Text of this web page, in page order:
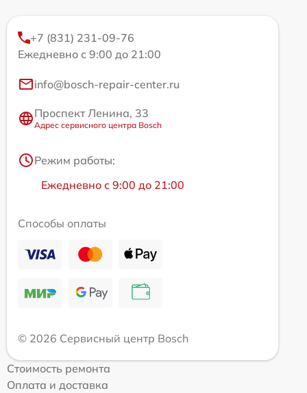
+7 (831) 231-09-76
Ежедневно с 9:00 до 21:00
info@bosch-repair-center.ru
Проспект Ленина, 33
Адрес сервисного центра Bosch
Режим работы:
Ежедневно с 9:00 до 21:00
Способы оплаты
© 2026 Сервисный центр Bosch
Стоимость ремонта
Оплата и доставка